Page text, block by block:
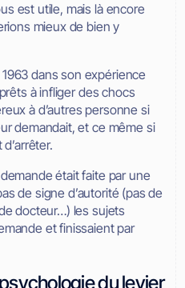
est utile, mais là encore
mieux de bien y
dans son expérience
à infliger des chocs
à d’autres personne si
demandait, et ce même si
était faite par une
de signe d’autorité (pas de
docteur…) les sujets
et finissaient par
du levier